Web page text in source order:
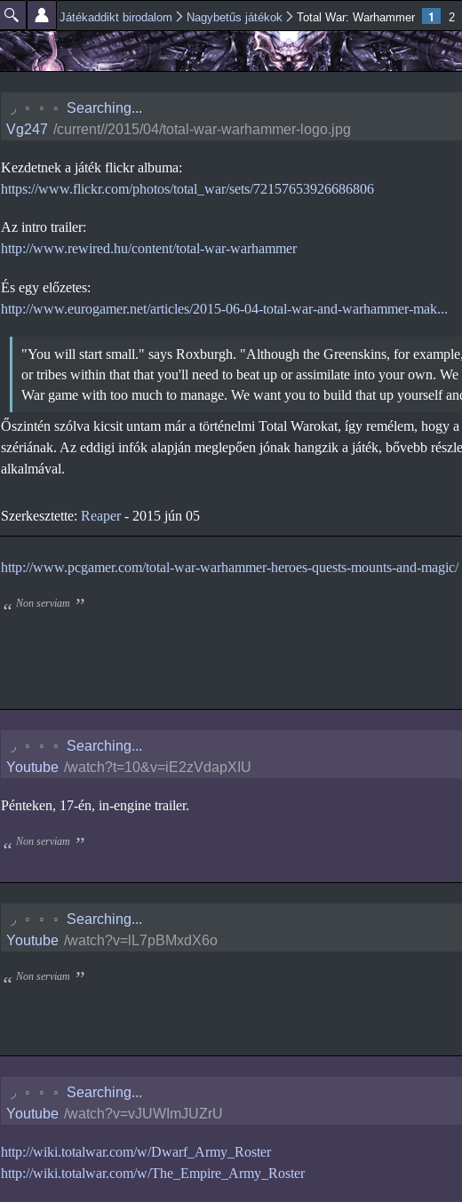
Ugrás a
tartalomra
Játékaddikt birodalom Nagybetűs játékok Total War: Warhammer 1 2
◟ ◦ ◦ ◦
Searching...
Vg247 /current//2015/04/total-war-warhammer-logo.jpg
Kezdetnek a játék flickr albuma:
https://www.flickr.com/photos/total_war/sets/72157653926686806
Az intro trailer:
http://www.rewired.hu/content/total-war-warhammer
És egy előzetes:
http://www.eurogamer.net/articles/2015-06-04-total-war-and-warhammer-mak...
"You will start small." says Roxburgh. "Although the Greenskins, for
or tribes within that that you'll need to beat up or assimilate into your own.
War game with too much to manage. We want you to build that up yourself
Őszintén szólva kicsit untam már a történelmi Total Warokat, így remélem, hogy
szériának. Az eddigi infók alapján meglepően jónak hangzik a játék, bővebb
alkalmával.
Szerkesztette: Reaper- 2015 jún 05
http://www.pcgamer.com/total-war-warhammer-heroes-quests-mounts-and-magic/
Non serviam
◟ ◦ ◦ ◦
Searching...
Youtube /watch?t=10&v=iE2zVdapXIU
Pénteken, 17-én, in-engine trailer.
Non serviam
◟ ◦ ◦ ◦
Searching...
Youtube /watch?v=lL7pBMxdX6o
Non serviam
◟ ◦ ◦ ◦
Searching...
Youtube /watch?v=vJUWImJUZrU
http://wiki.totalwar.com/w/Dwarf_Army_Roster
http://wiki.totalwar.com/w/The_Empire_Army_Roster